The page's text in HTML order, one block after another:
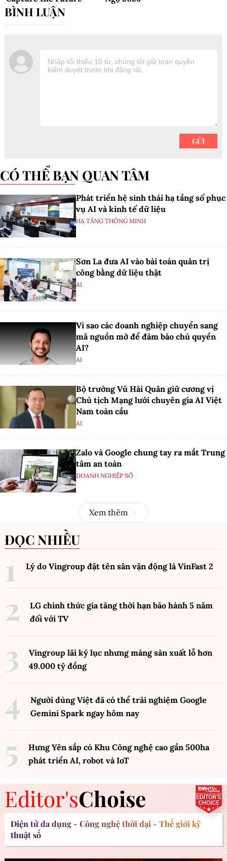
CÓ THỂ BẠN QUAN TÂM
Phát triển hệ sinh thái hạ tầng số phục
vụ AI và kinh tế dữ liệu
HẠ TẦNG THÔNG MINH
Sơn La đưa AI vào bài toán quản trị
công bằng dữ liệu thật
AI
Vì sao các doanh nghiệp chuyển sang
mã nguồn mở để đảm bảo chủ quyền
AI?
AI
Bộ trưởng Vũ Hải Quân giữ cương vị
Chủ tịch Mạng lưới chuyên gia AI Việt
Nam toàn cầu
AI
Zalo và Google chung tay ra mắt Trung
tâm an toàn
DOANH NGHIỆP SỐ
Xem thêm
ĐỌC NHIỀU
Lý do Vingroup đặt tên sân vận động là VinFast 2
LG chính thức gia tăng thời hạn bảo hành 5 năm
đối với TV
Vingroup lãi kỷ lục nhưng mảng sản xuất lỗ hơn
49.000 tỷ đồng
Người dùng Việt đã có thể trải nghiệm Google
Gemini Spark ngay hôm nay
Hưng Yên sắp có Khu Công nghệ cao gần 500ha
phát triển AI, robot và IoT
Editor'sChoise
Điện tử đa dụng - Công nghệ thời đại - Thế giới kỹ
thuật số